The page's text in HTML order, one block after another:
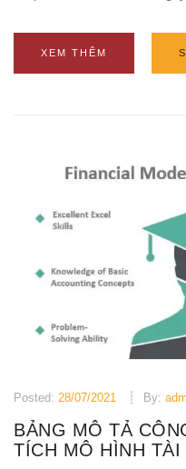
XEM THÊM
Posted: 28/07/2021 By:
BẢNG MÔ TẢ
TÍCH MÔ HÌNH TÀI